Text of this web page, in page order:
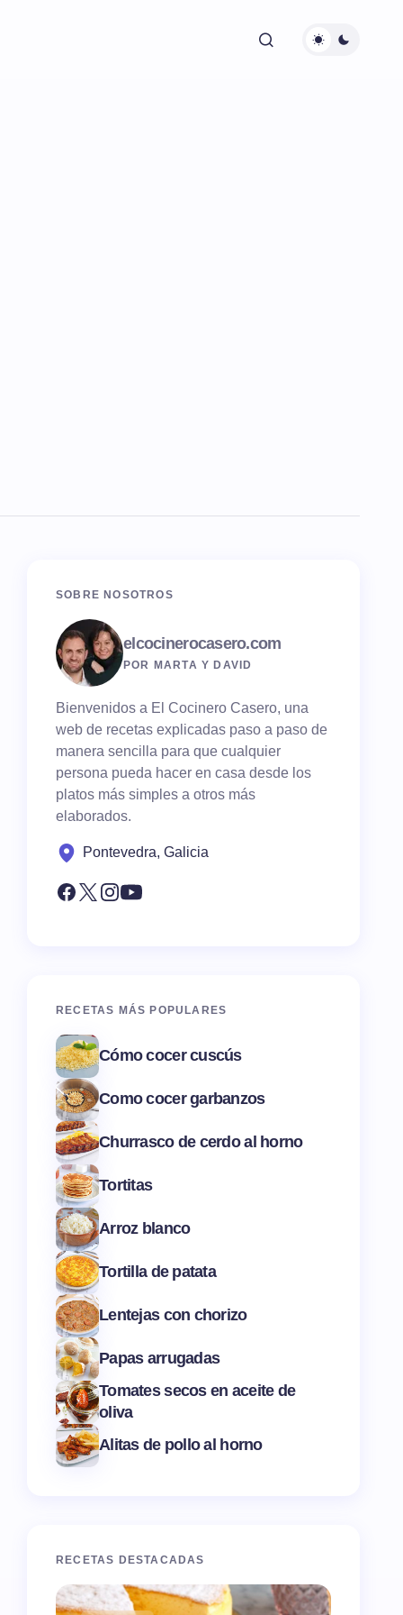
SOBRE NOSOTROS
elcocinerocasero.com
POR MARTA Y DAVID
Bienvenidos a El Cocinero Casero, una
web de recetas explicadas paso a paso de
manera sencilla para que cualquier
persona pueda hacer en casa desde los
platos más simples a otros más
elaborados.
Pontevedra, Galicia
RECETAS MÁS POPULARES
Cómo cocer cuscús
Como cocer garbanzos
Churrasco de cerdo al horno
Tortitas
Arroz blanco
Tortilla de patata
Lentejas con chorizo
Papas arrugadas
Tomates secos en aceite de
oliva
Alitas de pollo al horno
RECETAS DESTACADAS